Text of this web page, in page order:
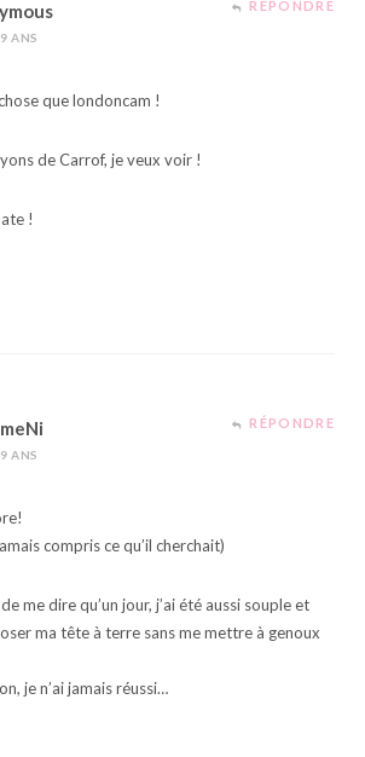
ANS
RÉPONDRE
que londoncam !
de Carrof, je veux voir !
!
ANS
RÉPONDRE
compris ce qu’il cherchait)
me dire qu’un jour, j’ai été aussi souple et
ma tête à terre sans me mettre à genoux
je n’ai jamais réussi…